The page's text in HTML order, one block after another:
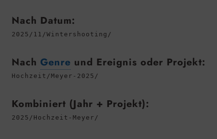
Nach Datum:
2025/11/Wintershooting/
Nach Genre und Ereignis oder Projekt:
Hochzeit/Meyer-2025/
Kombiniert (Jahr + Projekt):
2025/Hochzeit-Meyer/